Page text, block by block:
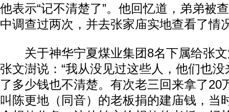
他表示“记不清楚了”。他回忆道，弟弟被
中调查过两次，并去张家庙实地查看了情
关于神华宁夏煤业集团8名下属给张文
张文澍说：“我从没见过这些人，他们也
了多少钱也不清楚。有次老三回来拿了20
叫陈更地（同音）的老板捐的建庙钱，当